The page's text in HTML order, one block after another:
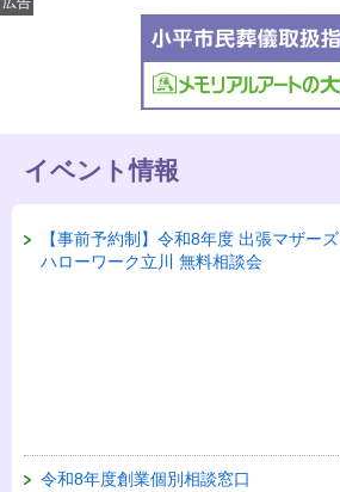
イベント情報
【事前予約制】令和8年度 出張マザーズ
ハローワーク立川 無料相談会
令和8年度創業個別相談窓口